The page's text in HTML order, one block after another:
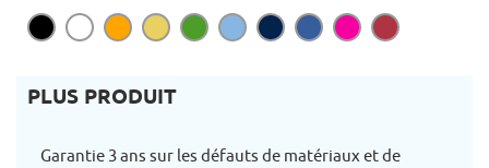
PLUS PRODUIT
Garantie 3 ans sur les défauts de matériaux et de